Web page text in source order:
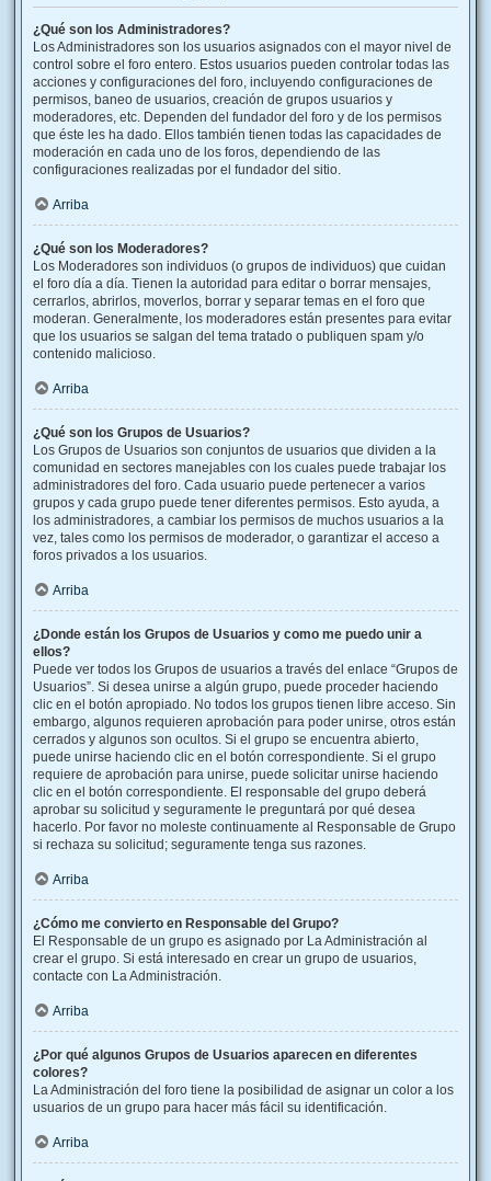
¿Qué son los Administradores?
Los Administradores son los usuarios asignados con el mayor nivel de
control sobre el foro entero. Estos usuarios pueden controlar todas las
acciones y configuraciones del foro, incluyendo configuraciones de
permisos, baneo de usuarios, creación de grupos usuarios y
moderadores, etc. Dependen del fundador del foro y de los permisos
que éste les ha dado. Ellos también tienen todas las capacidades de
moderación en cada uno de los foros, dependiendo de las
configuraciones realizadas por el fundador del sitio.
Arriba
¿Qué son los Moderadores?
Los Moderadores son individuos (o grupos de individuos) que cuidan
el foro día a día. Tienen la autoridad para editar o borrar mensajes,
cerrarlos, abrirlos, moverlos, borrar y separar temas en el foro que
moderan. Generalmente, los moderadores están presentes para evitar
que los usuarios se salgan del tema tratado o publiquen spam y/o
contenido malicioso.
Arriba
¿Qué son los Grupos de Usuarios?
Los Grupos de Usuarios son conjuntos de usuarios que dividen a la
comunidad en sectores manejables con los cuales puede trabajar los
administradores del foro. Cada usuario puede pertenecer a varios
grupos y cada grupo puede tener diferentes permisos. Esto ayuda, a
los administradores, a cambiar los permisos de muchos usuarios a la
vez, tales como los permisos de moderador, o garantizar el acceso a
foros privados a los usuarios.
Arriba
¿Donde están los Grupos de Usuarios y como me puedo unir a
ellos?
Puede ver todos los Grupos de usuarios a través del enlace “Grupos de
Usuarios”. Si desea unirse a algún grupo, puede proceder haciendo
clic en el botón apropiado. No todos los grupos tienen libre acceso. Sin
embargo, algunos requieren aprobación para poder unirse, otros están
cerrados y algunos son ocultos. Si el grupo se encuentra abierto,
puede unirse haciendo clic en el botón correspondiente. Si el grupo
requiere de aprobación para unirse, puede solicitar unirse haciendo
clic en el botón correspondiente. El responsable del grupo deberá
aprobar su solicitud y seguramente le preguntará por qué desea
hacerlo. Por favor no moleste continuamente al Responsable de Grupo
si rechaza su solicitud; seguramente tenga sus razones.
Arriba
¿Cómo me convierto en Responsable del Grupo?
El Responsable de un grupo es asignado por La Administración al
crear el grupo. Si está interesado en crear un grupo de usuarios,
contacte con La Administración.
Arriba
¿Por qué algunos Grupos de Usuarios aparecen en diferentes
colores?
La Administración del foro tiene la posibilidad de asignar un color a los
usuarios de un grupo para hacer más fácil su identificación.
Arriba